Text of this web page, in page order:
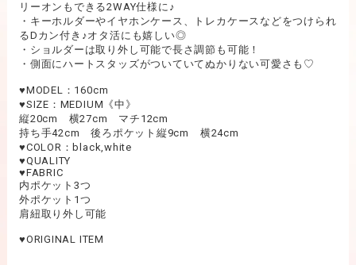
リーオンもできる2WAY仕様に♪
・キーホルダーやイヤホンケース、トレカケースなどをつけられ
るDカン付き♪オタ活にも嬉しい◎
・ショルダーは取り外し可能で長さ調節も可能！
・側面にハートスタッズがついていてぬかりない可愛さも♡
♥︎MODEL：160cm
♥︎SIZE：MEDIUM《中》
縦20cm 横27cm マチ12cm
持ち手42cm 後ろポケット縦9cm 横24cm
♥︎COLOR：black,white
♥︎QUALITY
♥︎FABRIC
内ポケット3つ
外ポケット1つ
肩紐取り外し可能
♥︎ORIGINAL ITEM